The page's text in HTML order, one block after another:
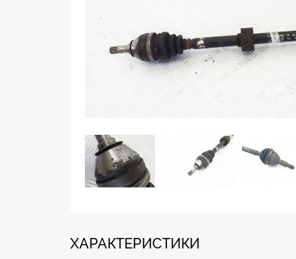
ХАРАКТЕРИСТИКИ